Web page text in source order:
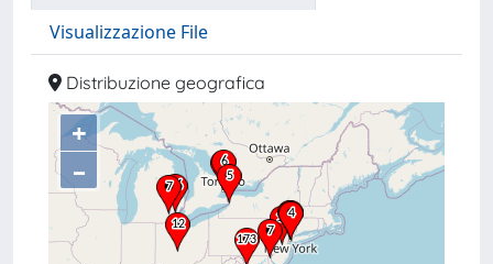
Visualizzazione File
Distribuzione geografica
+
–